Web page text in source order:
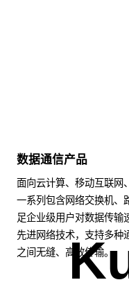
数据通信产品
面向云计算、移动互联网
一系列包含网络交换机、
足企业级用户对数据传输
先进网络技术，支持多种
之间无缝、高效传输。